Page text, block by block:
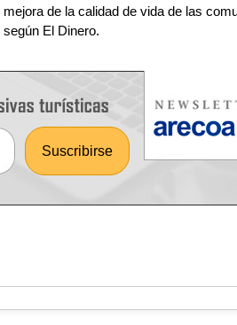
mejora de la calidad de vida de las
según El Dinero.